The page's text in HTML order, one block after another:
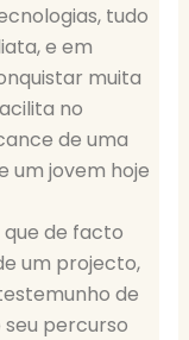
tudo
e em
muita
no
de uma
um jovem hoje
de facto
um projecto,
de
percurso